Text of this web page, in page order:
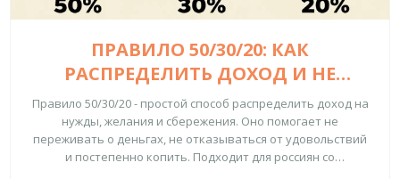
ПРАВИЛО 50/30/20: КАК
РАСПРЕДЕЛИТЬ ДОХОД И НЕ
ОСТАТЬСЯ БЕЗ ДЕНЕГ
Правило 50/30/20 - простой способ распределить доход на
нужды, желания и сбережения. Оно помогает не
переживать о деньгах, не отказываться от удовольствий
и постепенно копить. Подходит для россиян со